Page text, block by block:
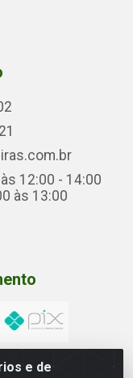
e de
12:00 - 14:00
às 13:00